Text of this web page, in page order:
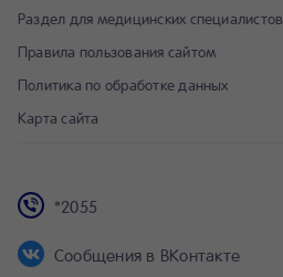
Раздел для медицинских специалистов
Правила пользования сайтом
Политика по обработке данных
Карта сайта
*2055
Сообщения в ВКонтакте